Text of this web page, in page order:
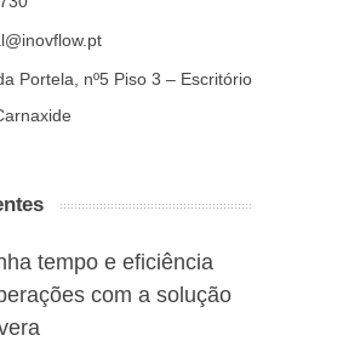
Portela, nº5 Piso 3 – Escritório
tempo e eficiência
com a solução